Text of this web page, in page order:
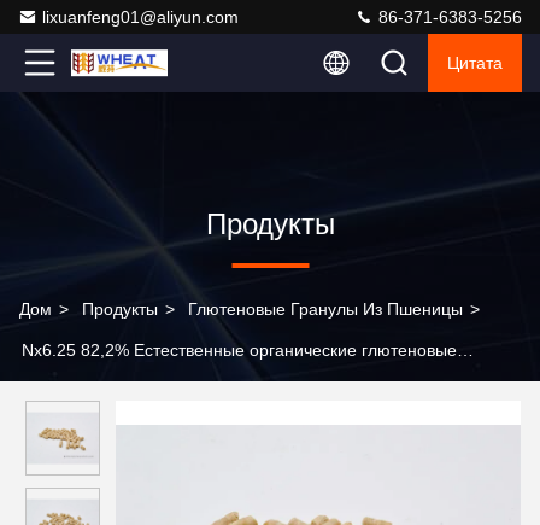
lixuanfeng01@aliyun.com 86-371-6383-5256
Цитата
Продукты
Дом > Продукты > Глютеновые Гранулы Из Пшеницы >
Nx6.25 82,2% Естественные органические глютеновые